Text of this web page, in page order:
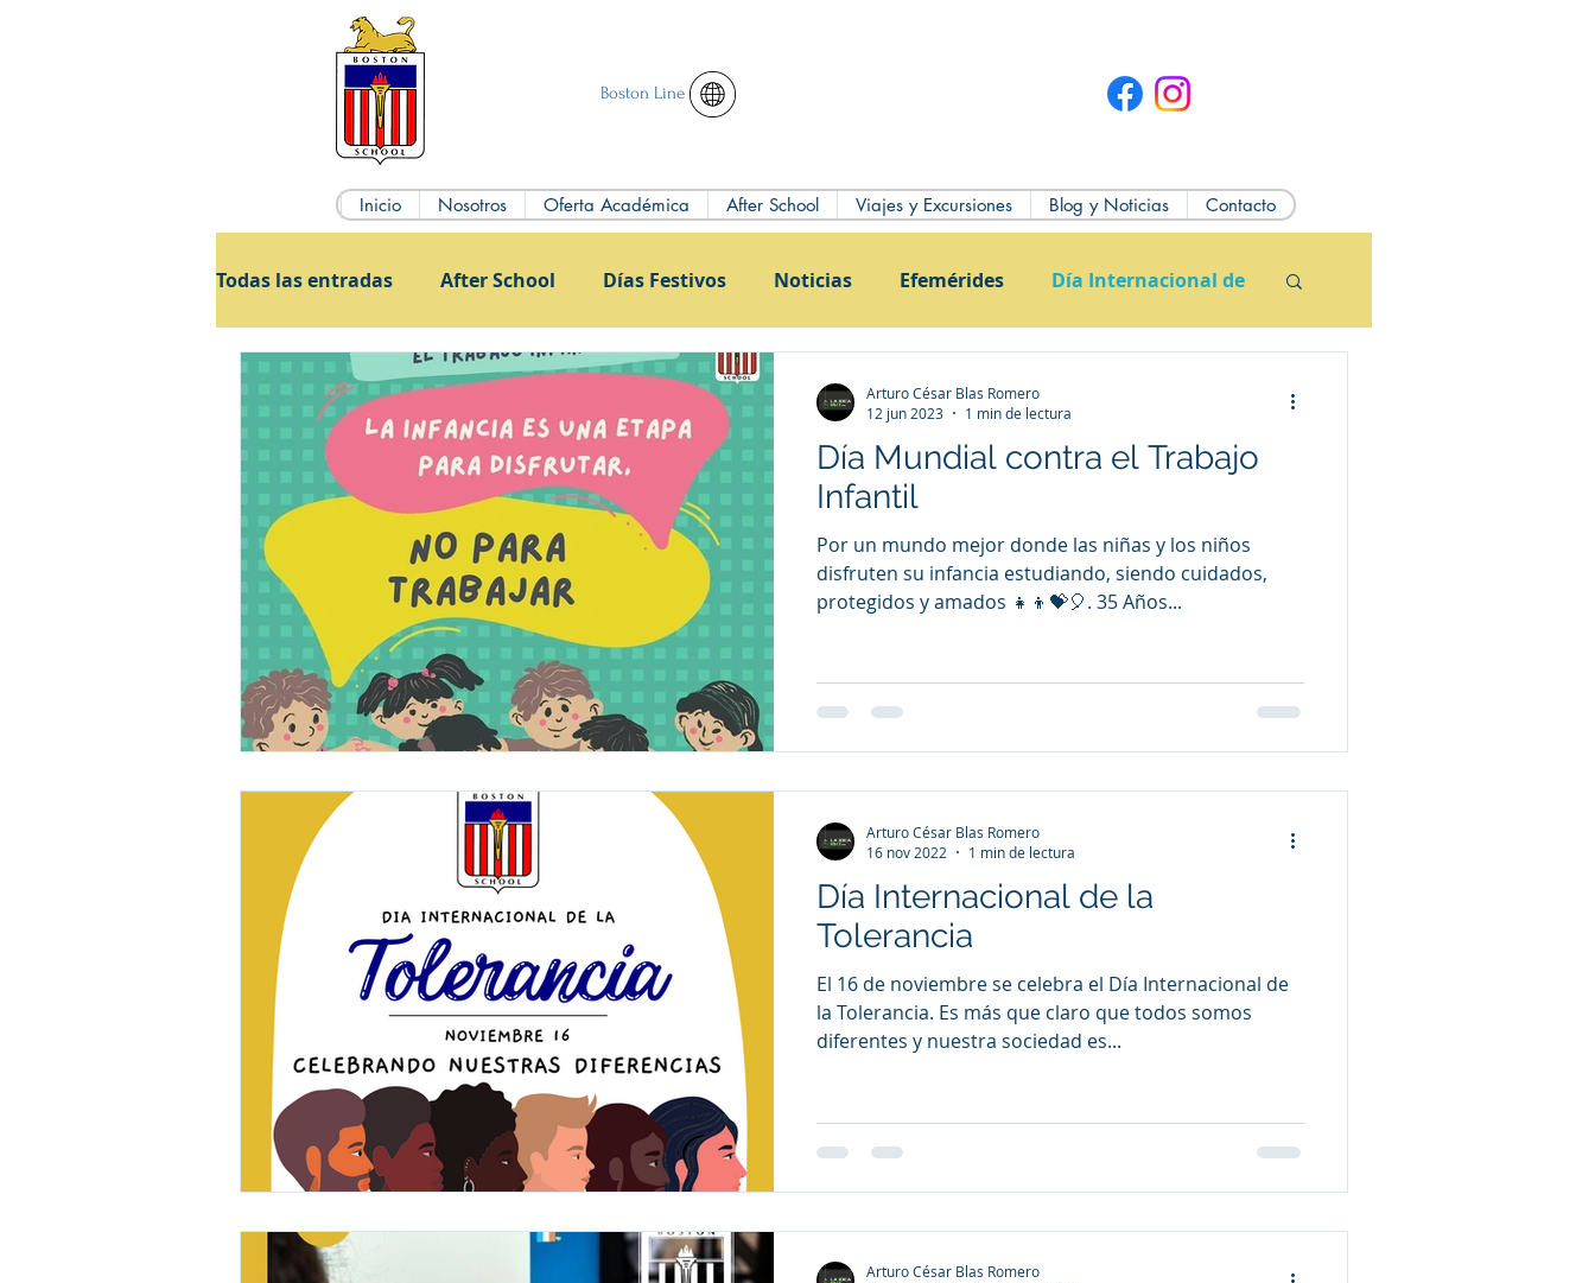
Boston Line
Inicio Nosotros Oferta Académica After School Viajes y Excursiones Blog y Noticias Contacto
Todas las entradas After School Días Festivos Noticias Efemérides Día Internacional de
Admisiones Cursos
Día Mundial contra el Trabajo
Infantil
Por un mundo mejor donde las niñas y los niños
disfruten su infancia estudiando, siendo cuidados,
protegidos y amados 👧👦💝🎈. 35 Años...
Arturo César Blas Romero
12 jun 2023
1 min de lectura
Día Internacional de la
Tolerancia
El 16 de noviembre se celebra el Día Internacional de
la Tolerancia. Es más que claro que todos somos
diferentes y nuestra sociedad es...
Arturo César Blas Romero
16 nov 2022
1 min de lectura
Arturo César Blas Romero